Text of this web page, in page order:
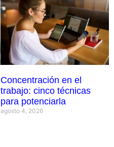
Concentración en el
trabajo: cinco técnicas
para potenciarla
agosto 4, 2026